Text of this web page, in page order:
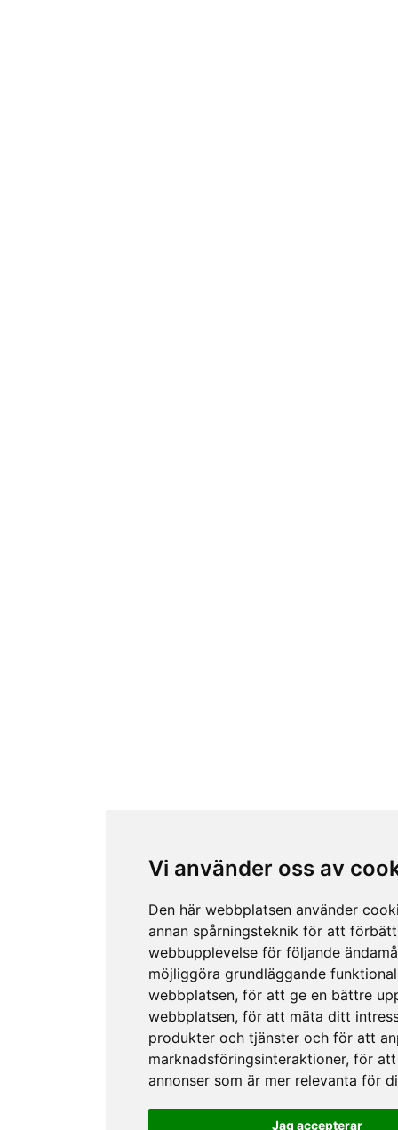
Vi använder oss av
Den här webbplatsen använder
annan spårningsteknik för att
webbupplevelse för följande
möjliggöra grundläggande
webbplatsen, för att ge en bättre
webbplatsen, för att mäta ditt
produkter och tjänster och för att
marknadsföringsinteraktioner, för att
annonser som är mer relevanta för
Jag accepterar